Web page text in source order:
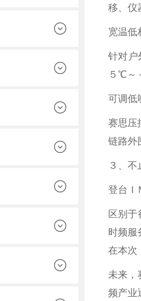
移、仪
宽温低
针对户
５℃～
可调低
赛思压
链路外
３、
登台Ｉ
区别
时频服
在本
未来，
频产业